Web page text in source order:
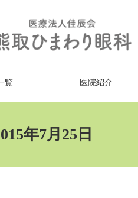
年7月25日
覧 医院紹介